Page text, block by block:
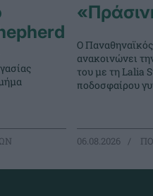
Ο
ανακοινώνει
του με τη Lalia
ποδοσφαίρου
06.08.2026